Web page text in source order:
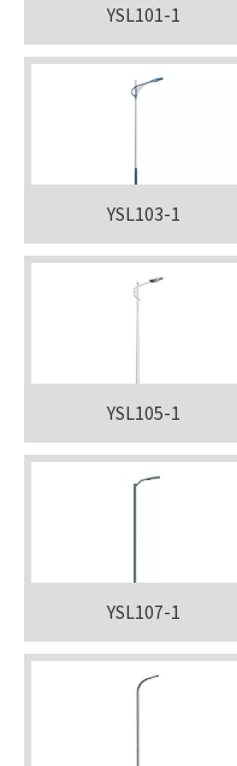
YSL101-1
YSL103-1
YSL105-1
YSL107-1